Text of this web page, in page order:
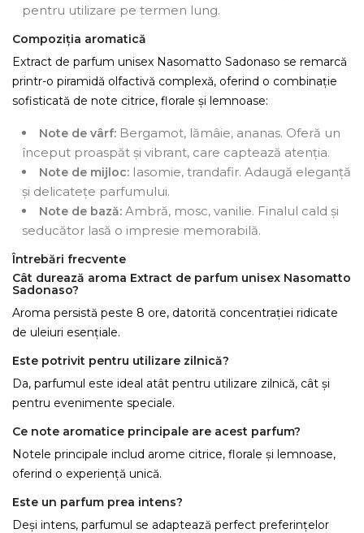
pentru utilizare pe termen lung.
Compoziția aromatică
Extract de parfum unisex Nasomatto Sadonaso se remarcă
printr-o piramidă olfactivă complexă, oferind o combinație
sofisticată de note citrice, florale și lemnoase:
Note de vârf: Bergamot, lămâie, ananas. Oferă un
început proaspăt și vibrant, care captează atenția.
Note de mijloc: Iasomie, trandafir. Adaugă eleganță
și delicatețe parfumului.
Note de bază: Ambră, mosc, vanilie. Finalul cald și
seducător lasă o impresie memorabilă.
Întrebări frecvente
Cât durează aroma Extract de parfum unisex Nasomatto
Sadonaso?
Aroma persistă peste 8 ore, datorită concentrației ridicate
de uleiuri esențiale.
Este potrivit pentru utilizare zilnică?
Da, parfumul este ideal atât pentru utilizare zilnică, cât și
pentru evenimente speciale.
Ce note aromatice principale are acest parfum?
Notele principale includ arome citrice, florale și lemnoase,
oferind o experiență unică.
Este un parfum prea intens?
Deși intens, parfumul se adaptează perfect preferințelor